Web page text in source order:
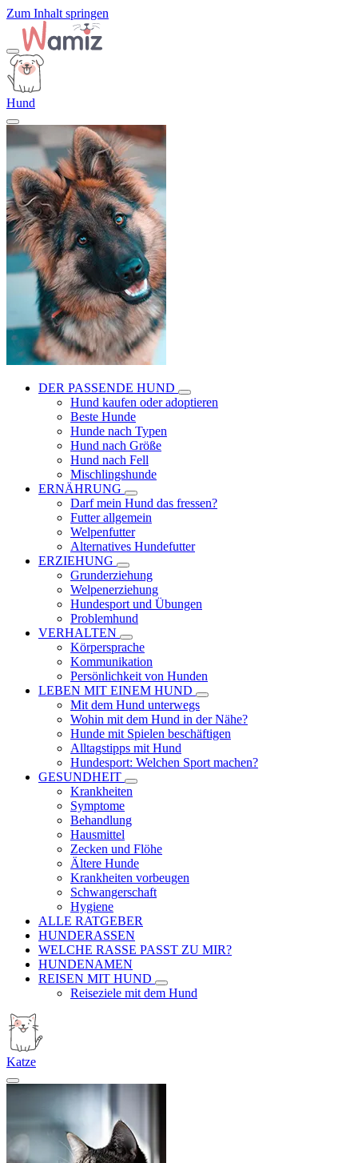
Zum Inhalt springen
Hund
DER PASSENDE HUND
Hund kaufen oder adoptieren
Beste Hunde
Hunde nach Typen
Hund nach Größe
Hund nach Fell
Mischlingshunde
ERNÄHRUNG
Darf mein Hund das fressen?
Futter allgemein
Welpenfutter
Alternatives Hundefutter
ERZIEHUNG
Grunderziehung
Welpenerziehung
Hundesport und Übungen
Problemhund
VERHALTEN
Körpersprache
Kommunikation
Persönlichkeit von Hunden
LEBEN MIT EINEM HUND
Mit dem Hund unterwegs
Wohin mit dem Hund in der Nähe?
Hunde mit Spielen beschäftigen
Alltagstipps mit Hund
Hundesport: Welchen Sport machen?
GESUNDHEIT
Krankheiten
Symptome
Behandlung
Hausmittel
Zecken und Flöhe
Ältere Hunde
Krankheiten vorbeugen
Schwangerschaft
Hygiene
ALLE RATGEBER
HUNDERASSEN
WELCHE RASSE PASST ZU MIR?
HUNDENAMEN
REISEN MIT HUND
Reiseziele mit dem Hund
Katze